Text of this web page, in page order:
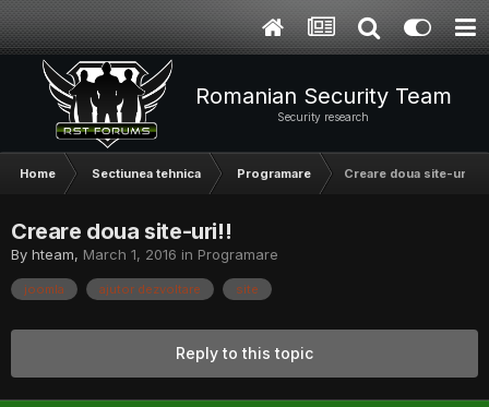
Romanian Security Team
Security research
Home Sectiunea tehnica Programare Creare doua site-uri!!
Creare doua site-uri!!
By hteam, March 1, 2016 in Programare
joomla ajutor dezvoltare site
Reply to this topic